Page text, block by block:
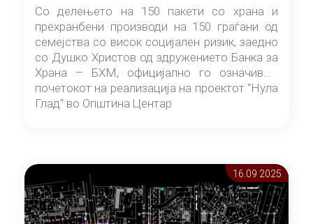
Со делењето на 150 пакети со храна и
прехранбени производи на 150 граѓани од
семејства со висок социјален ризик, заедно
со Душко Христов од здружението Банка за
Храна – БХМ, официјално го означивме
почетокот на реализација на проектот “Нула
Глад“ во Општина Центар
16.09 2025